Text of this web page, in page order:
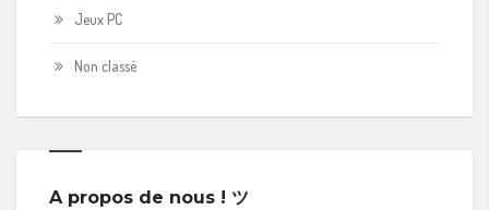
Jeux PC
Non classé
A propos de nous ! ツ